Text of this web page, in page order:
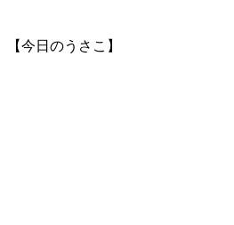
【今日のうさこ】